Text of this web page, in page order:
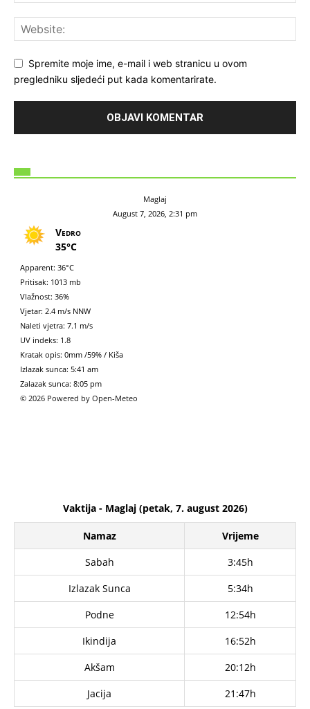
Spremite moje ime, e-mail i web stranicu u ovom
pregledniku sljedeći put kada komentarirate.
Maglaj
August 7, 2026, 2:31 pm
Vedro
35°C
Apparent: 36°C
Pritisak: 1013 mb
Vlažnost: 36%
Vjetar: 2.4 m/s NNW
Naleti vjetra: 7.1 m/s
UV indeks: 1.8
Kratak opis: 0mm /59% / Kiša
Izlazak sunca: 5:41 am
Zalazak sunca: 8:05 pm
© 2026 Powered by Open-Meteo
Vaktija - Maglaj (petak, 7. august 2026)
Namaz
Vrijeme
Sabah
3:45h
Izlazak Sunca
5:34h
Podne
12:54h
Ikindija
16:52h
Akšam
20:12h
Jacija
21:47h